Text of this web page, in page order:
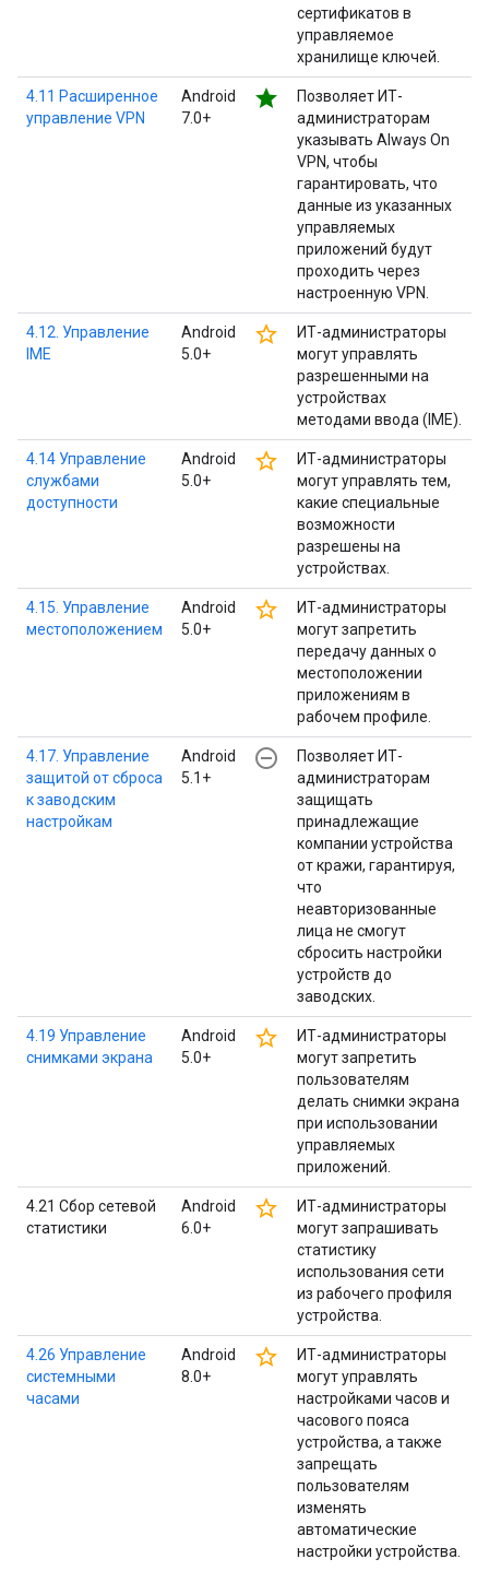
сертификатов в
управляемое
хранилище ключей.
4.11 Расширенное
управление VPN
Android
7.0+
star
Позволяет ИТ-
администраторам
указывать Always On
VPN, чтобы
гарантировать, что
данные из указанных
управляемых
приложений будут
проходить через
настроенную VPN.
4.12. Управление
IME
Android
5.0+
star_border
ИТ-администраторы
могут управлять
разрешенными на
устройствах
методами ввода (IME).
4.14 Управление
службами
доступности
Android
5.0+
star_border
ИТ-администраторы
могут управлять тем,
какие специальные
возможности
разрешены на
устройствах.
4.15. Управление
местоположением
Android
5.0+
star_border
ИТ-администраторы
могут запретить
передачу данных о
местоположении
приложениям в
рабочем профиле.
4.17. Управление
защитой от сброса
к заводским
настройкам
Android
5.1+
remove_circle_outline
Позволяет ИТ-
администраторам
защищать
принадлежащие
компании устройства
от кражи, гарантируя,
что
неавторизованные
лица не смогут
сбросить настройки
устройств до
заводских.
4.19 Управление
снимками экрана
Android
5.0+
star_border
ИТ-администраторы
могут запретить
пользователям
делать снимки экрана
при использовании
управляемых
приложений.
4.21 Сбор сетевой
статистики
Android
6.0+
star_border
ИТ-администраторы
могут запрашивать
статистику
использования сети
из рабочего профиля
устройства.
4.26 Управление
системными
часами
Android
8.0+
star_border
ИТ-администраторы
могут управлять
настройками часов и
часового пояса
устройства, а также
запрещать
пользователям
изменять
автоматические
настройки устройства.